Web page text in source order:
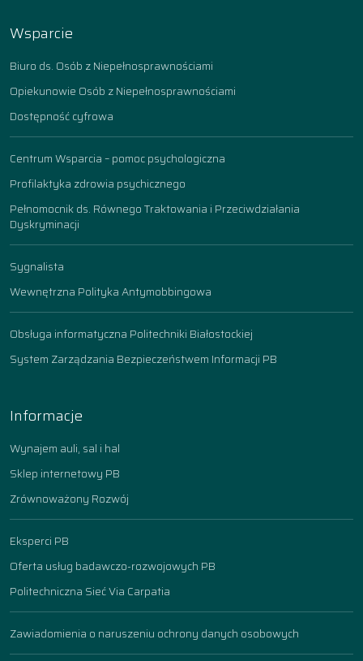
Wsparcie
Biuro ds. Osób z Niepełnosprawnościami
Opiekunowie Osób z Niepełnosprawnościami
Dostępność cyfrowa
Centrum Wsparcia – pomoc psychologiczna
Profilaktyka zdrowia psychicznego
Pełnomocnik ds. Równego Traktowania i Przeciwdziałania
Dyskryminacji
Sygnalista
Wewnętrzna Polityka Antymobbingowa
Obsługa informatyczna Politechniki Białostockiej
System Zarządzania Bezpieczeństwem Informacji PB
Informacje
Wynajem auli, sal i hal
Sklep internetowy PB
Zrównoważony Rozwój
Eksperci PB
Oferta usług badawczo-rozwojowych PB
Politechniczna Sieć Via Carpatia
Zawiadomienia o naruszeniu ochrony danych osobowych